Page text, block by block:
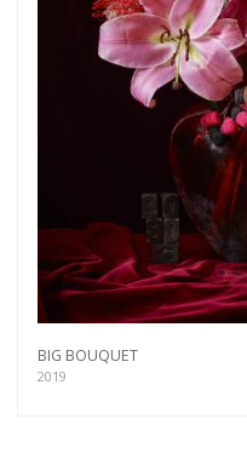
BIG BOUQUET
2019